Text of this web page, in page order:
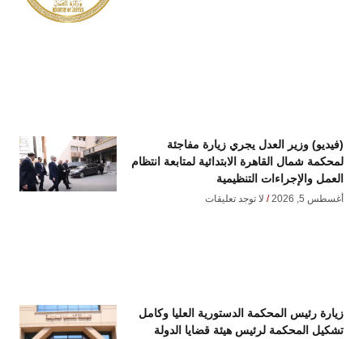
(فيديو) وزير العدل يجري زيارة مفاجئة
لمحكمة شمال القاهرة الابتدائية لمتابعة انتظام
العمل والإجراءات التنظيمية
أغسطس 5, 2026 لا توجد تعليقات
زيارة رئيس المحكمة الدستورية العليا وكامل
تشكيل المحكمة لرئيس هيئة قضايا الدولة